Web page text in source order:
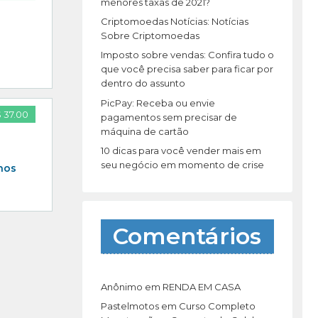
37.00
:
Criptomoedas Notícias: Notícias
Sobre Criptomoedas
Imposto sobre vendas: Confira tudo o
que você precisa saber para ficar por
dentro do assunto
PicPay: Receba ou envie
pagamentos sem precisar de
máquina de cartão
10 dicas para você vender mais em
seu negócio em momento de crise
Comentários
Anônimo em RENDA EM CASA
Pastelmotosem Curso Completo